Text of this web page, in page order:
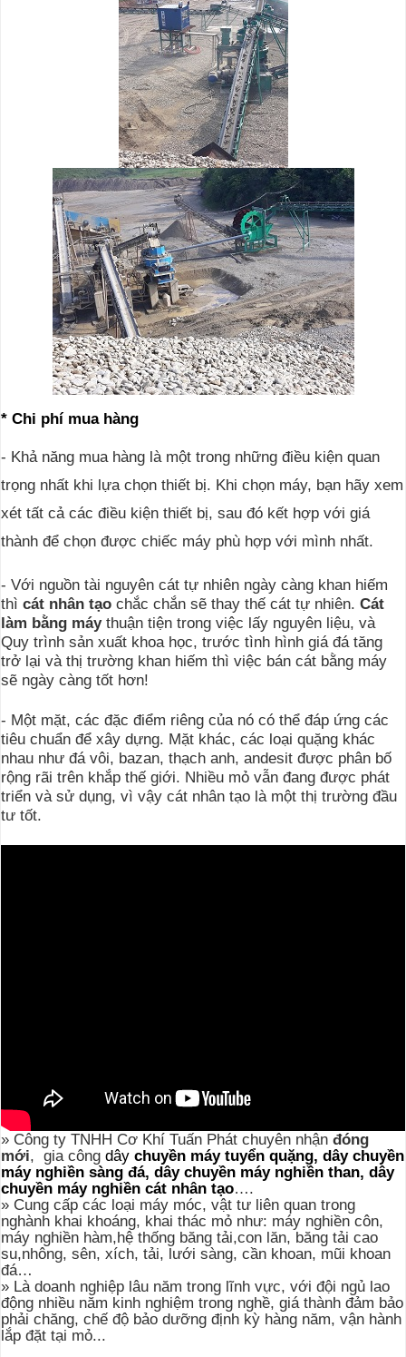
* Chi phí mua hàng
- Khả năng mua hàng là một trong những điều kiện quan
trọng nhất khi lựa chọn thiết bị. Khi chọn máy, bạn hãy xem
xét tất cả các điều kiện thiết bị, sau đó kết hợp với giá
thành để chọn được chiếc máy phù hợp với mình nhất.
- Với nguồn tài nguyên cát tự nhiên ngày càng khan hiếm
thì cát nhân tạo chắc chắn sẽ thay thế cát tự nhiên. Cát
làm bằng máythuận tiện trong việc lấy nguyên liệu, và
Quy trình sản xuất khoa học, trước tình hình giá đá tăng
trở lại và thị trường khan hiếm thì việc bán cát bằng máy
sẽ ngày càng tốt hơn!
- Một mặt, các đặc điểm riêng của nó có thể đáp ứng các
tiêu chuẩn để xây dựng. Mặt khác, các loại quặng khác
nhau như đá vôi, bazan, thạch anh, andesit được phân bố
rộng rãi trên khắp thế giới. Nhiều mỏ vẫn đang được phát
triển và sử dụng, vì vậy cát nhân tạo là một thị trường đầu
tư tốt.
» Công ty TNHH Cơ Khí Tuấn Phát chuyên nhận đóng
mới, gia công dây chuyền máy tuyển quặng, dây chuyền
máy nghiền sàng đá, dây chuyền máy nghiền than, dây
chuyền máy nghiền cát nhân tạo….
» Cung cấp các loại máy móc, vật tư liên quan trong
nghành khai khoáng, khai thác mỏ như: máy nghiền côn,
máy nghiền hàm,hệ thống băng tải,con lăn, băng tải cao
su,nhông, sên, xích, tải, lưới sàng, cần khoan, mũi khoan
đá…
» Là doanh nghiệp lâu năm trong lĩnh vực, với đội ngủ lao
động nhiều năm kinh nghiệm trong nghề, giá thành đảm bảo
phải chăng, chế độ bảo dưỡng định kỳ hàng năm, vận hành
lắp đặt tại mỏ...